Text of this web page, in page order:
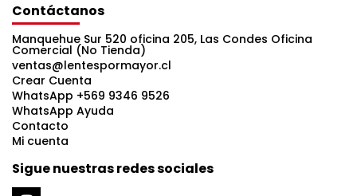
Contáctanos
Manquehue Sur 520 oficina 205, Las Condes Oficina
Comercial (No Tienda)
ventas@lentespormayor.cl
Crear Cuenta
WhatsApp +569 9346 9526
WhatsApp Ayuda
Contacto
Mi cuenta
Sigue nuestras redes sociales